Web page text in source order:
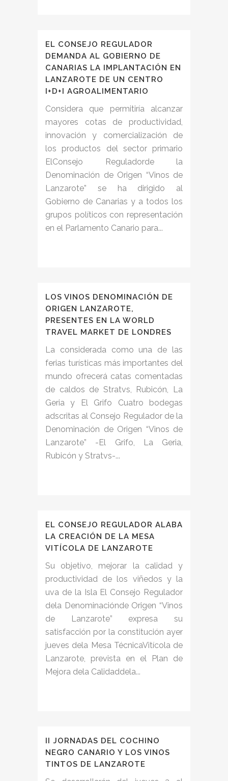
EL CONSEJO REGULADOR
DEMANDA AL GOBIERNO DE
CANARIAS LA IMPLANTACIÓN EN
LANZAROTE DE UN CENTRO
I+D+I AGROALIMENTARIO
Considera que permitiría alcanzar
mayores cotas de productividad,
innovación y comercialización de
los productos del sector primario
ElConsejo Reguladorde la
Denominación de Origen “Vinos de
Lanzarote” se ha dirigido al
Gobierno de Canarias y a todos los
grupos políticos con representación
en el Parlamento Canario para...
LOS VINOS DENOMINACIÓN DE
ORIGEN LANZAROTE,
PRESENTES EN LA WORLD
TRAVEL MARKET DE LONDRES
La considerada como una de las
ferias turísticas más importantes del
mundo ofrecerá catas comentadas
de caldos de Stratvs, Rubicón, La
Geria y El Grifo Cuatro bodegas
adscritas al Consejo Regulador de la
Denominación de Origen “Vinos de
Lanzarote” -El Grifo, La Geria,
Rubicón y Stratvs-...
EL CONSEJO REGULADOR ALABA
LA CREACIÓN DE LA MESA
VITÍCOLA DE LANZAROTE
Su objetivo, mejorar la calidad y
productividad de los viñedos y la
uva de la Isla El Consejo Regulador
dela Denominaciónde Origen “Vinos
de Lanzarote” expresa su
satisfacción por la constitución ayer
jueves dela Mesa TécnicaVitícola de
Lanzarote, prevista en el Plan de
Mejora dela Calidaddela...
II JORNADAS DEL COCHINO
NEGRO CANARIO Y LOS VINOS
TINTOS DE LANZAROTE